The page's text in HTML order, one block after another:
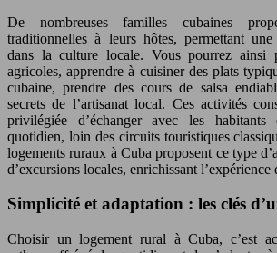
De nombreuses familles cubaines
traditionnelles à leurs hôtes, permettant
dans la culture locale. Vous pourrez ainsi
agricoles, apprendre à cuisiner des plats
cubaine, prendre des cours de salsa
secrets de l’artisanat local. Ces activités
privilégiée d’échanger avec les
quotidien, loin des circuits touristiques
logements ruraux à Cuba proposent ce type
d’excursions locales, enrichissant l’expérience
Simplicité et adaptation : les clés
Choisir un logement rural à Cuba, c’est